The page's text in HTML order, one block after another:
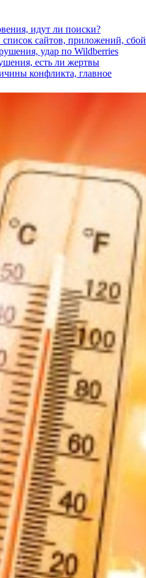
идут ли поиски?
список сайтов, приложений, сбой
удар по Wildberries
есть ли жертвы
конфликта, главное